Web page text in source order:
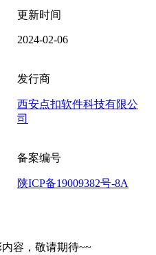
更新时间
2024-02-06
发行商
西安点扣软件科技有限公
司
备案编号
陕ICP备19009382号-8A
容，敬请期待~~